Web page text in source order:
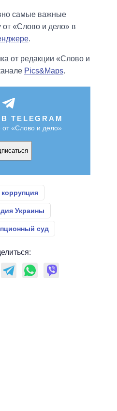
самые важные
от «Слово и дело» в
.
от редакции «Слово и
Pics&Maps.
TELEGRAM
«Слово и дело»
коррупция
Украины
суд